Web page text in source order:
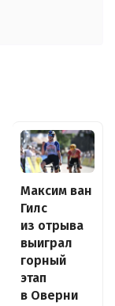
Максим ван
Гилс
из отрыва
выиграл
горный
этап
в Оверни